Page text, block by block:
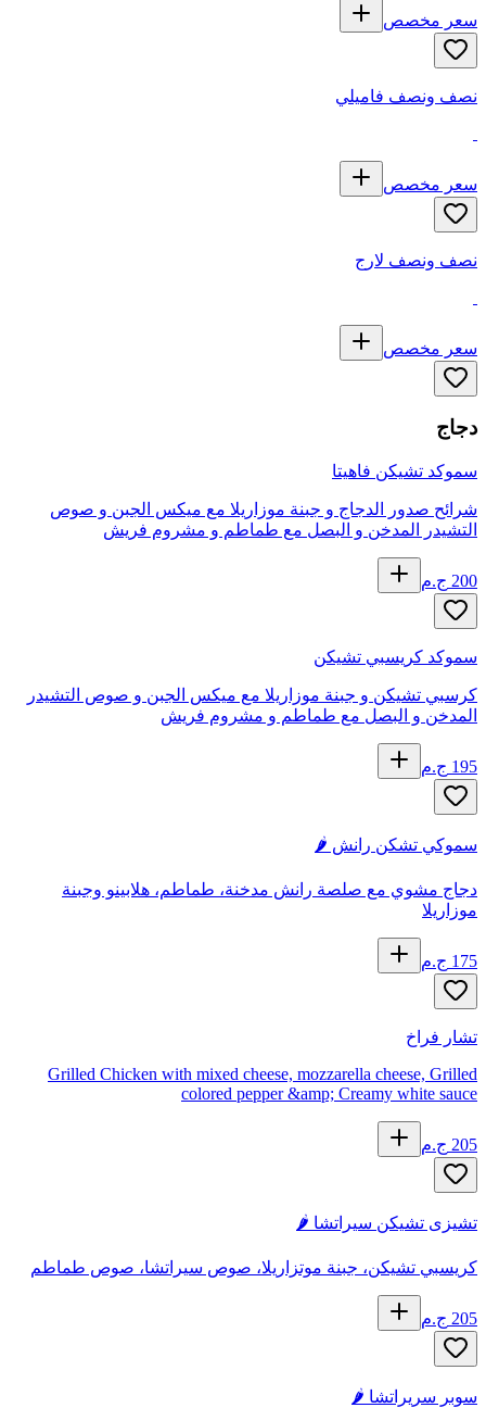
سعر مخصص
نصف ونصف فاميلي
سعر مخصص
نصف ونصف لارج
سعر مخصص
دجاج
سموكد تشيكن فاهيتا
شرائح صدور الدجاج و جبنة موزاريلا مع ميكس الجبن و صوص
التشيدر المدخن و البصل مع طماطم و مشروم فريش
200 ج.م
سموكد كريسبي تشيكن
كرسبي تشيكن و جبنة موزاريلا مع ميكس الجبن و صوص التشيدر
المدخن و البصل مع طماطم و مشروم فريش
195 ج.م
سموكي تشكن رانش 🌶️
دجاج مشوي مع صلصة رانش مدخنة، طماطم، هلابينو وجبنة
موزاريلا
175 ج.م
تشار فراخ
Grilled Chicken with mixed cheese, mozzarella cheese, Grilled
colored pepper &amp; Creamy white sauce
205 ج.م
تشيزى تشيكن سيراتشا 🌶️
كريسبي تشيكن، جبنة موتزاريلا، صوص سيراتشا، صوص طماطم
205 ج.م
سوبر سريراتشا 🌶️